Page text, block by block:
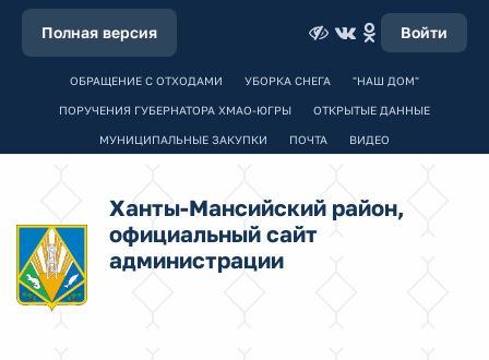
Полная версия Войти
ОБРАЩЕНИЕ С ОТХОДАМИ УБОРКА СНЕГА "НАШ ДОМ"
ПОРУЧЕНИЯ ГУБЕРНАТОРА ХМАО-ЮГРЫ ОТКРЫТЫЕ ДАННЫЕ
МУНИЦИПАЛЬНЫЕ ЗАКУПКИ ПОЧТА ВИДЕО
Ханты-Мансийский район,
официальный сайт
администрации